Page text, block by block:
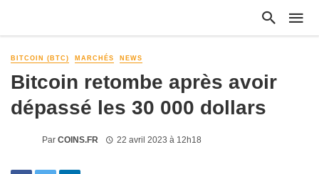
BITCOIN (BTC) MARCHÉS NEWS
Bitcoin retombe après avoir
dépassé les 30 000 dollars
Par COINS.FR 22 avril 2023 à 12h18